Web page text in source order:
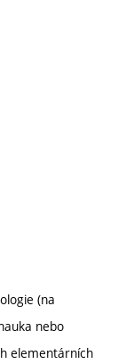
(na
nebo
elementárních